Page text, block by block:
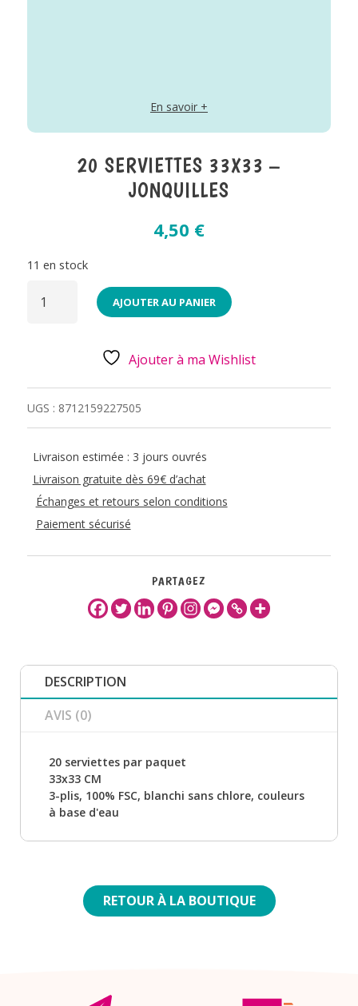
En savoir +
20 SERVIETTES 33X33 –
JONQUILLES
4,50 €
11 en stock
DE AJOUTER AU PANIER
Ajouter à ma Wishlist
UGS : 8712159227505
Livraison estimée : 3 jours ouvrés
Livraison gratuite dès 69€ d’achat
Échanges et retours selon conditions
Paiement sécurisé
PARTAGEZ
DESCRIPTION
AVIS (0)
20 serviettes par paquet
33x33 CM
3-plis, 100% FSC, blanchi sans chlore, couleurs
à base d'eau
RETOUR À LA BOUTIQUE